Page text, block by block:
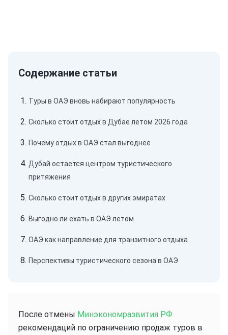
Туры в ОАЭ вновь набирают популярность
Сколько стоит отдых в Дубае летом 2026 года
Почему отдых в ОАЭ стал выгоднее
Дубай остается центром туристического
притяжения
Сколько стоит отдых в других эмиратах
Выгодно ли ехать в ОАЭ летом
ОАЭ как направление для транзитного отдыха
Перспективы туристического сезона в ОАЭ
После отмены Минэкономразвития РФ
рекомендаций по ограничению продаж туров в